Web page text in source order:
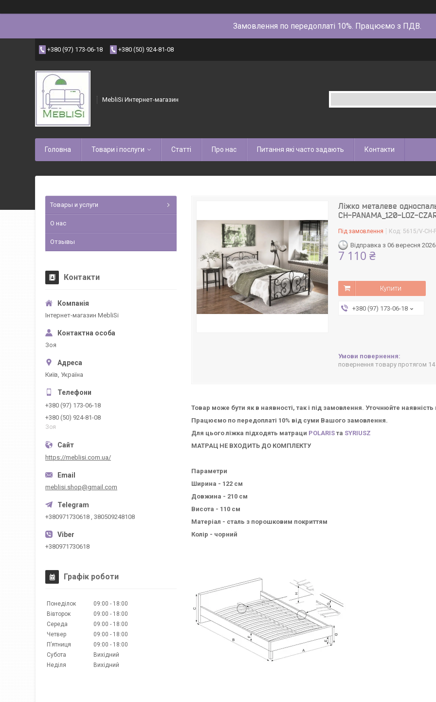
Замовлення по передоплаті 10%. Працюємо з ПДВ.
+380 (97) 173-06-18 +380 (50) 924-81-08
MebliSi Интернет-магазин
Головна Товари і послуги Статті Про нас Питання які часто задають Контакти
Ліжко металеве
CH-PANAMA_120-LOZ-
Під замовлення Код: 5615/V-CH-
Відправка з 06 вересня 2026
7 110 ₴
Купити
+380 (97) 173-06-18
повернення товару протягом
Товар може бути як в наявності, так і під замовлення. Уточнюйте
Працюємо по передоплаті 10% від суми Вашого замовлення.
Для цього ліжка підходять матраци POLARISта SYRIUSZ
МАТРАЦ НЕ ВХОДИТЬ ДО КОМПЛЕКТУ
Параметри
Ширина - 122 см
Довжина - 210 см
Висота - 110 см
Матеріал - сталь з порошковим покриттям
Колір - чорний
Товары и услуги
О нас
Отзывы
Контакти
Інтернет-магазин MebliSi
Зоя
Київ, Україна
+380 (97) 173-06-18
+380 (50) 924-81-08
Зоя
https://meblisi.com.ua/
meblisi.shop@gmail.com
+380971730618 , 380509248108
+380971730618
Графік роботи
Понеділок 09:00
18:00
Вівторок
09:00
18:00
Середа
09:00
18:00
Четвер
09:00
18:00
Пʼятниця
09:00
18:00
Субота
Вихідний
Неділя
Вихідний